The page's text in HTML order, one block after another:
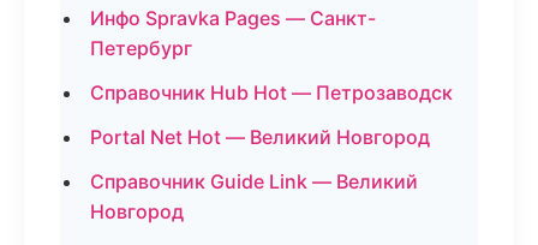
Инфо Spravka Pages — Санкт-
Петербург
Справочник Hub Hot — Петрозаводск
Portal Net Hot — Великий Новгород
Справочник Guide Link — Великий
Новгород